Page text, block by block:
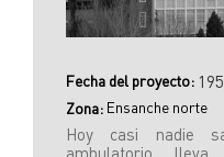
Fecha del proyecto:
Zona: Ensanche norte
Hoy casi nadie
ambulatorio